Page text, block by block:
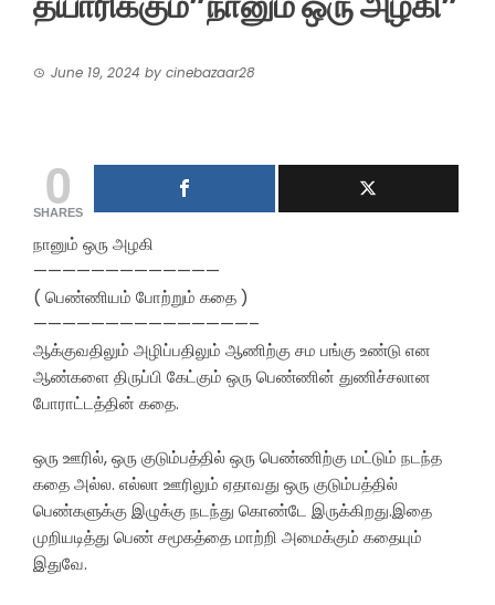
June 19, 2024 by cinebazaar28
0
SHARES
நானும் ஒரு அழகி
—————————————
( பெண்ணியம் போற்றும் கதை )
———————————————–
ஆக்குவதிலும் அழிப்பதிலும் ஆணிற்கு சம பங்கு உண்டு என
ஆண்களை திருப்பி கேட்கும் ஒரு பெண்ணின் துணிச்சலான
போராட்டத்தின் கதை.
ஒரு ஊரில், ஒரு குடும்பத்தில் ஒரு பெண்ணிற்கு மட்டும் நடந்த
கதை அல்ல. எல்லா ஊரிலும் ஏதாவது ஒரு குடும்பத்தில்
பெண்களுக்கு இழுக்கு நடந்து கொண்டே இருக்கிறது.இதை
முறியடித்து பெண் சமூகத்தை மாற்றி அமைக்கும் கதையும்
இதுவே.